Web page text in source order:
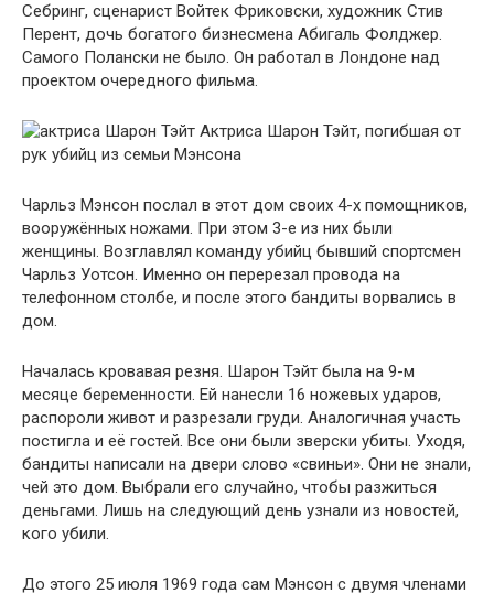
Себринг, сценарист Войтек Фриковски, художник Стив
Перент, дочь богатого бизнесмена Абигаль Фолджер.
Самого Полански не было. Он работал в Лондоне над
проектом очередного фильма.
Актриса Шарон Тэйт, погибшая от
рук убийц из семьи Мэнсона
Чарльз Мэнсон послал в этот дом своих 4-х помощников,
вооружённых ножами. При этом 3-е из них были
женщины. Возглавлял команду убийц бывший спортсмен
Чарльз Уотсон. Именно он перерезал провода на
телефонном столбе, и после этого бандиты ворвались в
дом.
Началась кровавая резня. Шарон Тэйт была на 9-м
месяце беременности. Ей нанесли 16 ножевых ударов,
распороли живот и разрезали груди. Аналогичная участь
постигла и её гостей. Все они были зверски убиты. Уходя,
бандиты написали на двери слово «свиньи». Они не знали,
чей это дом. Выбрали его случайно, чтобы разжиться
деньгами. Лишь на следующий день узнали из новостей,
кого убили.
До этого 25 июля 1969 года сам Мэнсон с двумя членами